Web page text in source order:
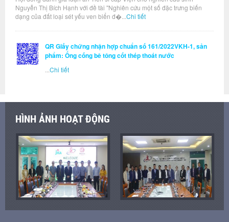
Nguyễn Thị Bích Hạnh với đề tài "Nghiên cứu một số đặc trưng biến
dạng của đất loại sét yếu ven biển đ�... Chi tiết
QR Giấy chứng nhận hợp chuẩn số 161/2022VKH-1, sản
phẩm: Ống cống bê tông cốt thép thoát nước
Chi tiết
HÌNH ẢNH HOẠT ĐỘNG